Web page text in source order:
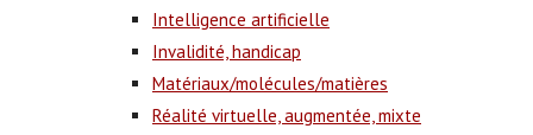
Intelligence artificielle
Invalidité, handicap
Matériaux/molécules/matières
Réalité virtuelle, augmentée, mixte